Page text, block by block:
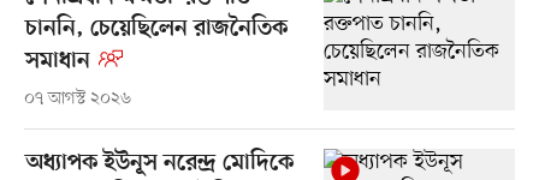
চাননি, চেয়েছিলেন রাজনৈতিক
সমাধান
০৭ আগস্ট ২০২৬
অধ্যাপক ইউনূস নরেন্দ্র মোদিকে